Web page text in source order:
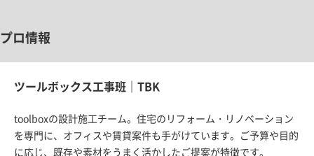
プロ情報
ツールボックス工事班｜TBK
toolboxの設計施工チーム。住宅のリフォーム・リノベーション
を専門に、オフィスや賃貸案件も手がけています。ご予算や目的
に応じ、既存や素材をうまく活かしたご提案が特徴です。